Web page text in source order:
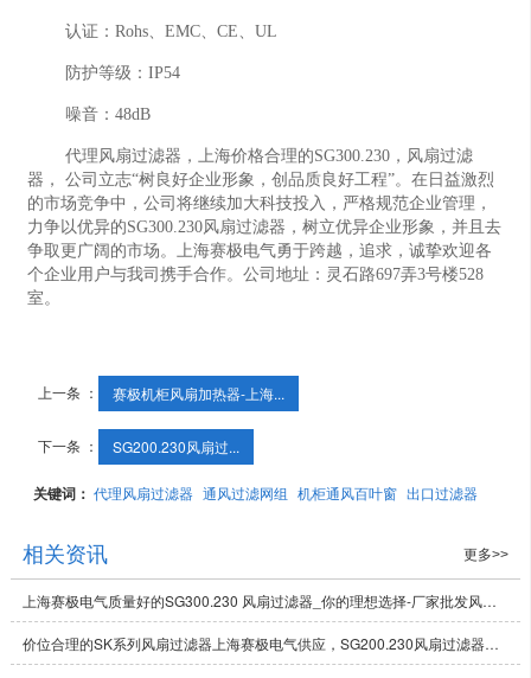
认证：Rohs、EMC、CE、UL
防护等级：IP54
噪音：48dB
代理风扇过滤器，上海价格合理的SG300.230，风扇过滤
器， 公司立志“树良好企业形象，创品质良好工程”。在日益激烈
的市场竞争中，公司将继续加大科技投入，严格规范企业管理，
力争以优异的SG300.230风扇过滤器，树立优异企业形象，并且去
争取更广阔的市场。上海赛极电气勇于跨越，追求，诚挚欢迎各
个企业用户与我司携手合作。公司地址：灵石路697弄3号楼528
室。
上一条 ： 赛极机柜风扇加热器-上海...
下一条 ： SG200.230风扇过...
关键词：代理风扇过滤器 通风过滤网组 机柜通风百叶窗 出口过滤器
相关资讯 更多>>
上海赛极电气质量好的SG300.230 风扇过滤器_你的理想选择-厂家批发风扇过滤器
价位合理的SK系列风扇过滤器上海赛极电气供应，SG200.230风扇过滤器供货商